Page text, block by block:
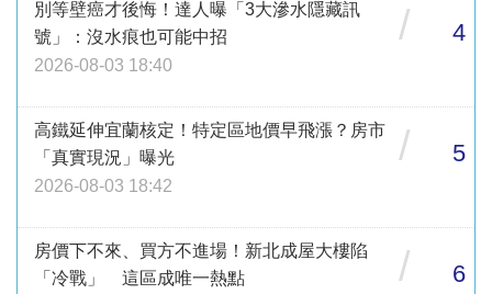
別等壁癌才後悔！達人曝「3大滲水隱藏訊
號」：沒水痕也可能中招
2026-08-03 18:40
/ 4
高鐵延伸宜蘭核定！特定區地價早飛漲？房市
「真實現況」曝光
2026-08-03 18:42
/ 5
房價下不來、買方不進場！新北成屋大樓陷
「冷戰」 這區成唯一熱點
/ 6